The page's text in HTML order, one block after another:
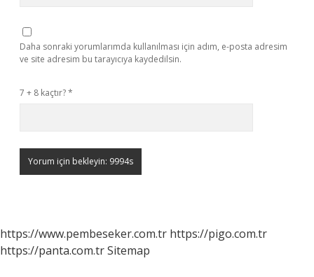
Daha sonraki yorumlarımda kullanılması için adım, e-posta adresim
ve site adresim bu tarayıcıya kaydedilsin.
7 + 8 kaçtır?*
https://www.pembeseker.com.tr https://pigo.com.tr
https://panta.com.trSitemap